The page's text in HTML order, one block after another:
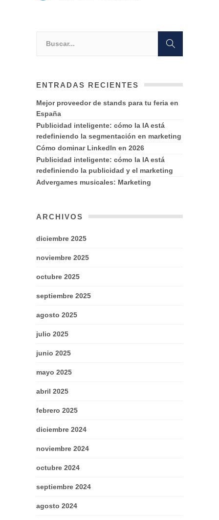
ENTRADAS RECIENTES
Mejor proveedor de stands para tu feria en
España
Publicidad inteligente: cómo la IA está
redefiniendo la segmentación en marketing
Cómo dominar LinkedIn en 2026
Publicidad inteligente: cómo la IA está
redefiniendo la publicidad y el marketing
Advergames musicales: Marketing
ARCHIVOS
diciembre 2025
noviembre 2025
octubre 2025
septiembre 2025
agosto 2025
julio 2025
junio 2025
mayo 2025
abril 2025
febrero 2025
diciembre 2024
noviembre 2024
octubre 2024
septiembre 2024
agosto 2024